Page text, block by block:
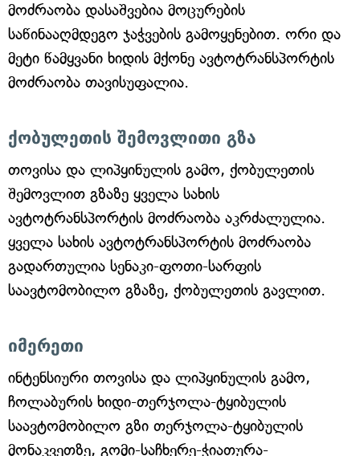
მოძრაობა დასაშვებია მოცურების
საწინააღმდეგო ჯაჭვების გამოყენებით. ორი და
მეტი წამყვანი ხიდის მქონე ავტოტრანსპორტის
მოძრაობა თავისუფალია.
ქობულეთის შემოვლითი გზა
თოვისა და ლიპყინულის გამო, ქობულეთის
შემოვლით გზაზე ყველა სახის
ავტოტრანსპორტის მოძრაობა აკრძალულია.
ყველა სახის ავტოტრანსპორტის მოძრაობა
გადართულია სენაკი-ფოთი-სარფის
საავტომობილო გზაზე, ქობულეთის გავლით.
იმერეთი
ინტენსიური თოვისა და ლიპყინულის გამო,
ჩოლაბურის ხიდი-თერჯოლა-ტყიბულის
საავტომობილო გზი თერჯოლა-ტყიბულის
მონაკვეთზე, გომი-საჩხერე-ჭიათურა-